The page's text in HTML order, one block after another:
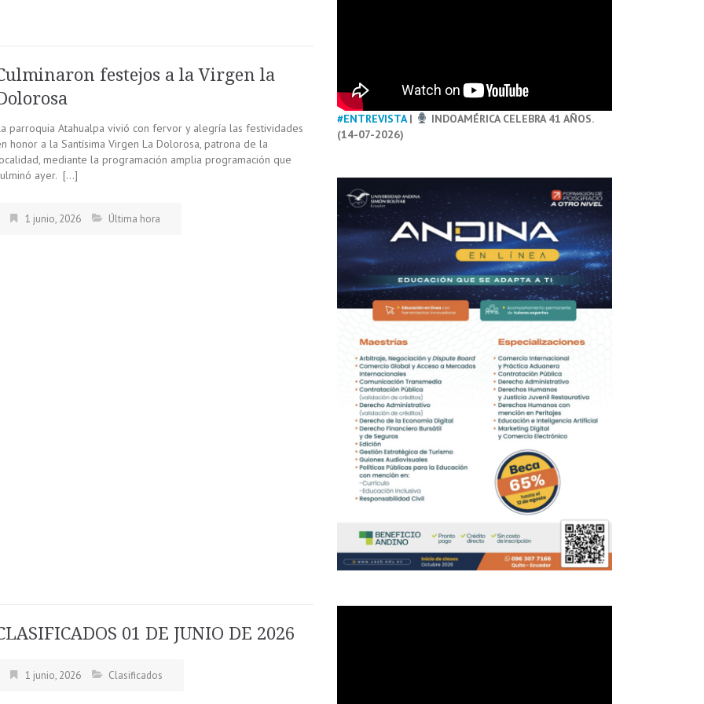
festejos a la Virgen la
parroquia Atahualpa vivió con fervor y alegría las festividades
honor a la Santísima Virgen La Dolorosa, patrona de la
mediante la programación amplia programación que
ayer. […]
1 junio, 2026 Última hora
01 DE JUNIO DE 2026
1 junio, 2026 Clasificados
#ENTREVISTA|
INDOAMÉRICA CELEBRA 41 AÑOS.
(14-07-2026)